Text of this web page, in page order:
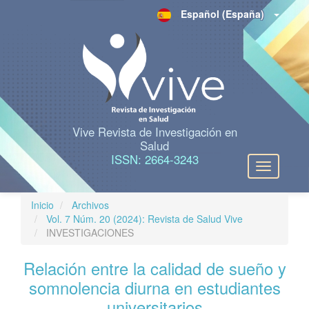
n
r
n
C
o
n
Español (España)
Vive Revista de Investigación en
Salud
ISSN: 2664-3243
Toggle
navigation
Inicio
Archivos
Vol. 7 Núm. 20 (2024): Revista de Salud Vive
INVESTIGACIONES
Relación entre la calidad de sueño y
somnolencia diurna en estudiantes